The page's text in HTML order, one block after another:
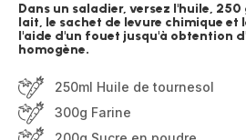
Dans un saladier, versez l'huile, 250
lait, le sachet de levure chimique et
l'aide d'un fouet jusqu'à obtention
homogène.
250ml Huile de tournesol
300g Farine